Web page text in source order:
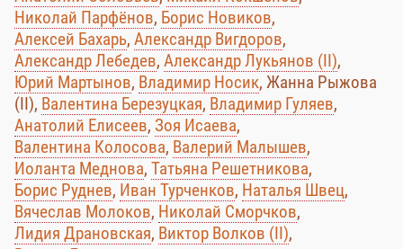
Николай Парфёнов, Борис Новиков,
Алексей Бахарь, Александр Вигдоров,
Александр Лебедев, Александр Лукьянов (II),
Юрий Мартынов, Владимир Носик, Жанна Рыжова
(II), Валентина Березуцкая, Владимир Гуляев,
Анатолий Елисеев, Зоя Исаева,
Валентина Колосова, Валерий Малышев,
Иоланта Меднова, Татьяна Решетникова,
Борис Руднев, Иван Турченков, Наталья Швец,
Вячеслав Молоков, Николай Сморчков,
Лидия Драновская, Виктор Волков (II),